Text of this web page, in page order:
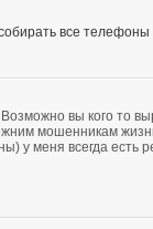
все
вы кого то
мошенникам
у меня всегда есть